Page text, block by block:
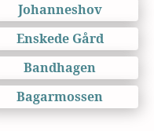
Johanneshov
Enskede Gård
Bandhagen
Bagarmossen